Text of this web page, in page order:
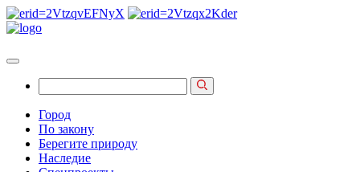
Город
По закону
Берегите природу
Наследие